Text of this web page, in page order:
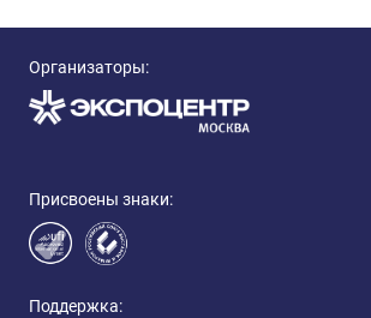
Организаторы:
Присвоены знаки:
Поддержка: